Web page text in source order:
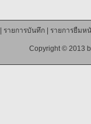
รายการบันทึก| รายการยืมห
Copyright © 2013